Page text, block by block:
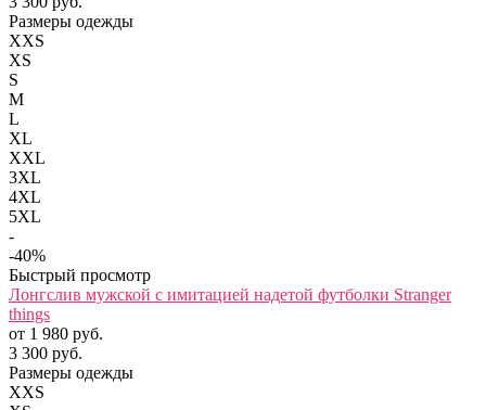
Размеры одежды
XXS
XS
S
M
L
XL
XXL
3XL
4XL
5XL
-
-40%
Быстрый просмотр
Лонгслив мужской с имитацией надетой футболки Stranger
things
от 1 980 руб.
3 300 руб.
Размеры одежды
XXS